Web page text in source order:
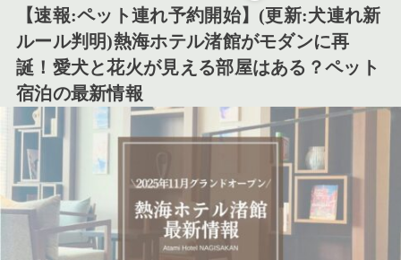
【速報:ペット連れ予約開始】(更新:犬連れ新
ルール判明)熱海ホテル渚館がモダンに再
誕！愛犬と花火が見える部屋はある？ペット
宿泊の最新情報